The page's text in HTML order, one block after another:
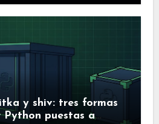
y shiv: tres formas
puestas a